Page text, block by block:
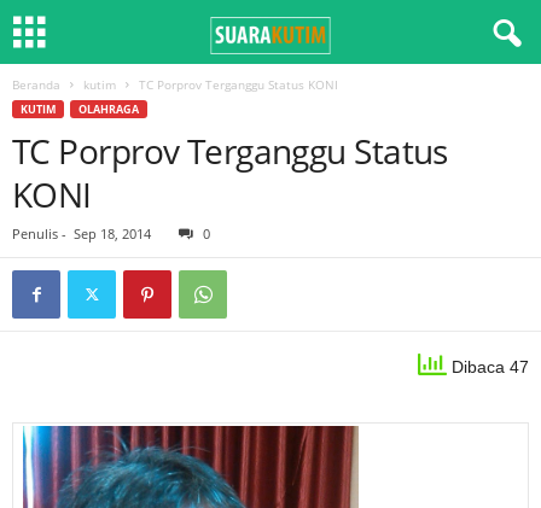
Beranda kutim TC Porprov Terganggu Status KONI
KUTIM OLAHRAGA
TC Porprov Terganggu Status
KONI
Penulis - Sep 18, 2014 0
Dibaca 47